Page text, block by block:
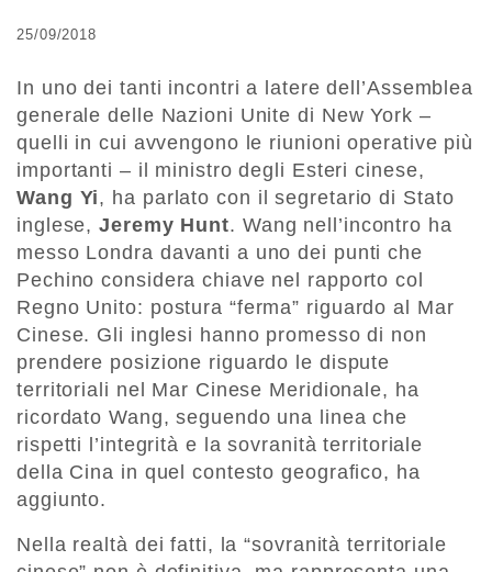
25/09/2018
In uno dei tanti incontri a latere dell’Assemblea
generale delle Nazioni Unite di New York –
quelli in cui avvengono le riunioni operative più
importanti – il ministro degli Esteri cinese,
Wang Yi, ha parlato con il segretario di Stato
inglese,Jeremy Hunt. Wang nell’incontro ha
messo Londra davanti a uno dei punti che
Pechino considera chiave nel rapporto col
Regno Unito: postura “ferma” riguardo al Mar
Cinese. Gli inglesi hanno promesso di non
prendere posizione riguardo le dispute
territoriali nel Mar Cinese Meridionale, ha
ricordato Wang, seguendo una linea che
rispetti l’integrità e la sovranità territoriale
della Cina in quel contesto geografico, ha
aggiunto.
Nella realtà dei fatti, la “sovranità territoriale